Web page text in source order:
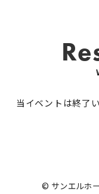
当イベントは終了
© サンエルホ